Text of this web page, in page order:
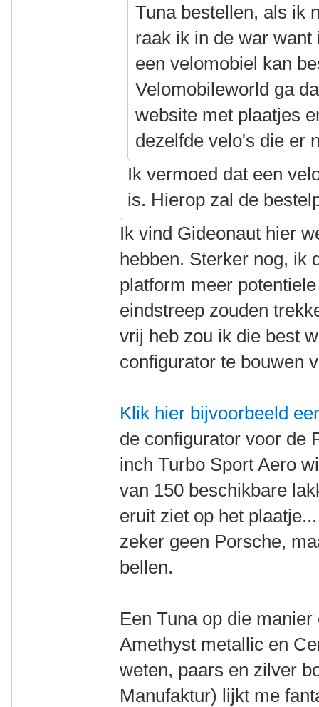
Tuna bestellen, als ik
raak ik in de war
een velomobiel kan
Velomobileworld ga
website met plaatjes
dezelfde velo's die er
Ik vermoed dat een
is. Hierop zal de
Ik vind Gideonaut hier
hebben. Sterker nog, ik
platform meer
eindstreep zouden
vrij heb zou ik die best
configurator te bouwen
Klik hier bijvoorbeeld
de configurator voor de
inch Turbo Sport Aero
van 150 beschikbare
eruit ziet op het
zeker geen Porsche,
bellen.
Een Tuna op die
Amethyst metallic en
weten, paars en zilver
Manufaktur) lijkt me